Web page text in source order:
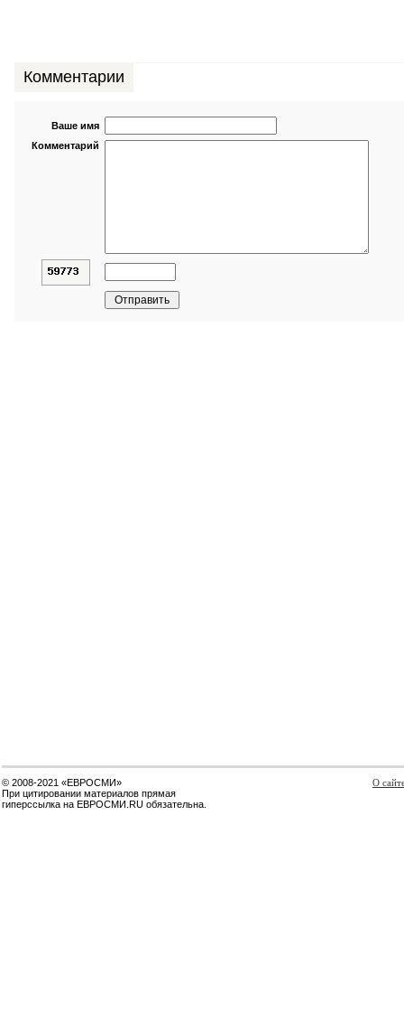
Комментарии
Ваше имя
Комментарий
© 2008-2021 «ЕВРОСМИ»
При цитировании материалов прямая
гиперссылка на ЕВРОСМИ.RU обязательна.
О